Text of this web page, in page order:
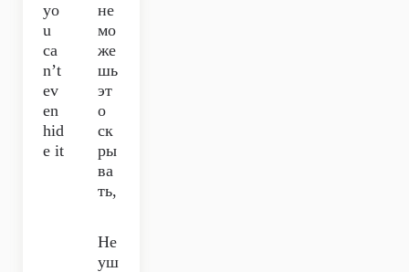
yo
u
ca
n’t
ev
en
hid
e it
не
мо
же
шь
эт
о
ск
ры
ва
ть,
Не
уш